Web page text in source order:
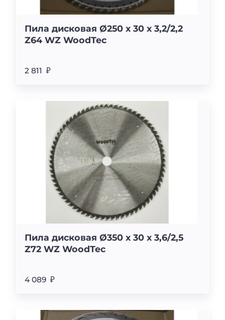
Пила дисковая Ø250 х 30 х 3,2/2,2
Z64 WZ WoodTec
2 811 ₽
Пила дисковая Ø350 х 30 х 3,6/2,5
Z72 WZ WoodTec
4 089 ₽